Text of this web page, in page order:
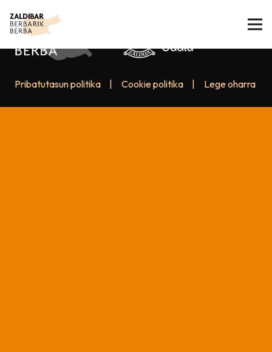
Pribatutasun politika Cookie politika Lege oharra